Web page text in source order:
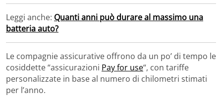
Leggi anche: Quanti anni può durare al massimo una
batteria auto?
Le compagnie assicurative offrono da un po’ di tempo le
cosiddette “assicurazioni Pay for use“, con tariffe
personalizzate in base al numero di chilometri stimati
per l’anno.